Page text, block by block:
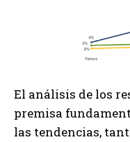
El análisis de los
premisa
las tendencias,